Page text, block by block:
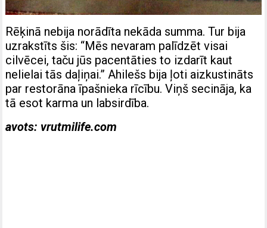
Rēķinā nebija norādīta nekāda summa. Tur bija
uzrakstīts šis: “Mēs nevaram palīdzēt visai
cilvēcei, taču jūs pacentāties to izdarīt kaut
nelielai tās daļiņai.” Ahilešs bija ļoti aizkustināts
par restorāna īpašnieka rīcību. Viņš secināja, ka
tā esot karma un labsirdība.
avots: vrutmilife.com